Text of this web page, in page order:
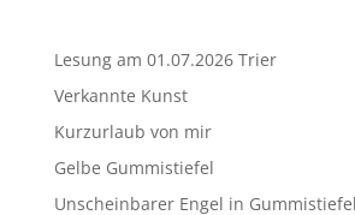
Lesung am 01.07.2026 Trier
Verkannte Kunst
Kurzurlaub von mir
Gelbe Gummistiefel
Unscheinbarer Engel in